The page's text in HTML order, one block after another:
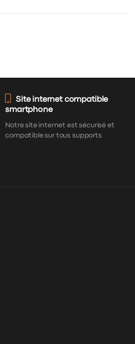
Site internet compatible
smartphone
Notre site internet est sécurisé et
compatible sur tous supports